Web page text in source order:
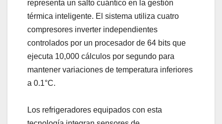
representa un salto cuántico en la gestión
térmica inteligente. El sistema utiliza cuatro
compresores inverter independientes
controlados por un procesador de 64 bits que
ejecuta 10,000 cálculos por segundo para
mantener variaciones de temperatura inferiores
a 0.1°C.
Los refrigeradores equipados con esta